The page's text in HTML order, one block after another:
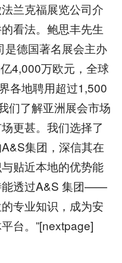
兰克福展览公司介
看法。鲍思丰先生
是德国著名展会主办
4,000万欧元，全球
各地聘用超过1,500
们了解亚洲展会市场
更甚。我们选择了
集团，深信其在
贴近本地的优势能
能透过A&S 集团——
专业知识，成为安
台。”[nextpage]